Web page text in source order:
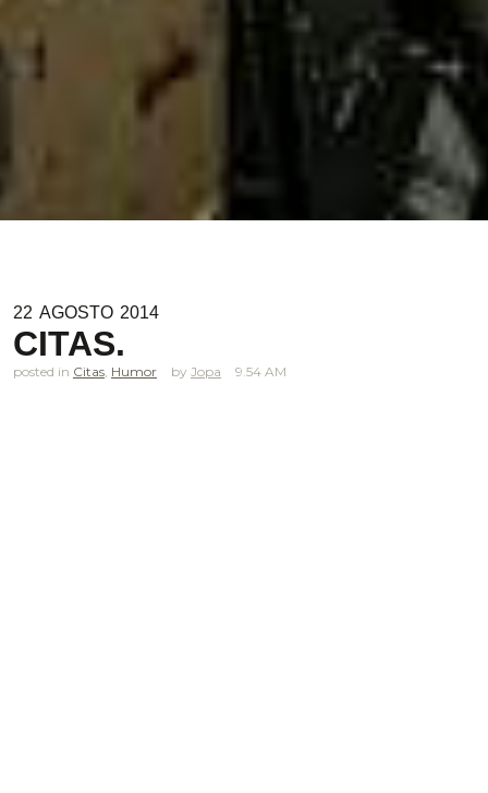
22 AGOSTO 2014
CITAS.
posted in Citas Humor Jopa 9.54 AM